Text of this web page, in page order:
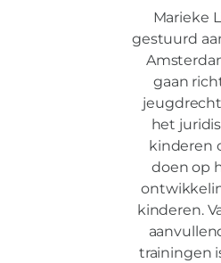
Marieke
gestuurd
gaan
het
kinderen
doen op
kinderen.
trainingen